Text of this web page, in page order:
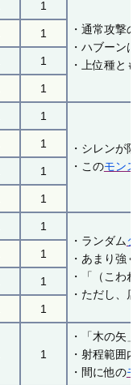
1
・通常攻撃
・ハブー
・上位種と
1
1
1
1
・シレン
・このモン
1
1
1
1
・ランダム
・あまり
・「（こ
・ただし
1
1
1
1
・「木の矢
・射程範
・間に他の